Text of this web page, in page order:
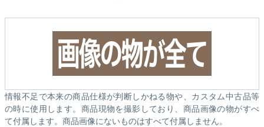
情報不足で本来の商品仕様が判断しかねる物や、カスタム中古品等
の時に使用します。商品現物を撮影しており、商品画像の物がすべ
て付属します。商品画像にないものはすべて付属しません。